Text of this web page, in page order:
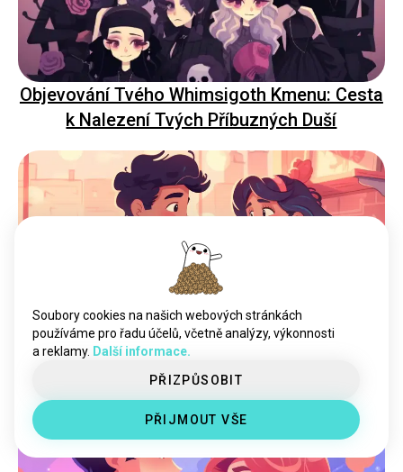
Objevování Tvého Whimsigoth Kmenu: Cesta
k Nalezení Tvých Příbuzných Duší
Dekódování touhy: Rozpoznání znaků
přitažlivosti, které naznačují, že chce, abyste
udělali krok
Soubory cookies na našich webových stránkách
používáme pro řadu účelů, včetně analýzy, výkonnosti
a reklamy. Další informace.
PŘIZPŮSOBIT
PŘIJMOUT VŠE